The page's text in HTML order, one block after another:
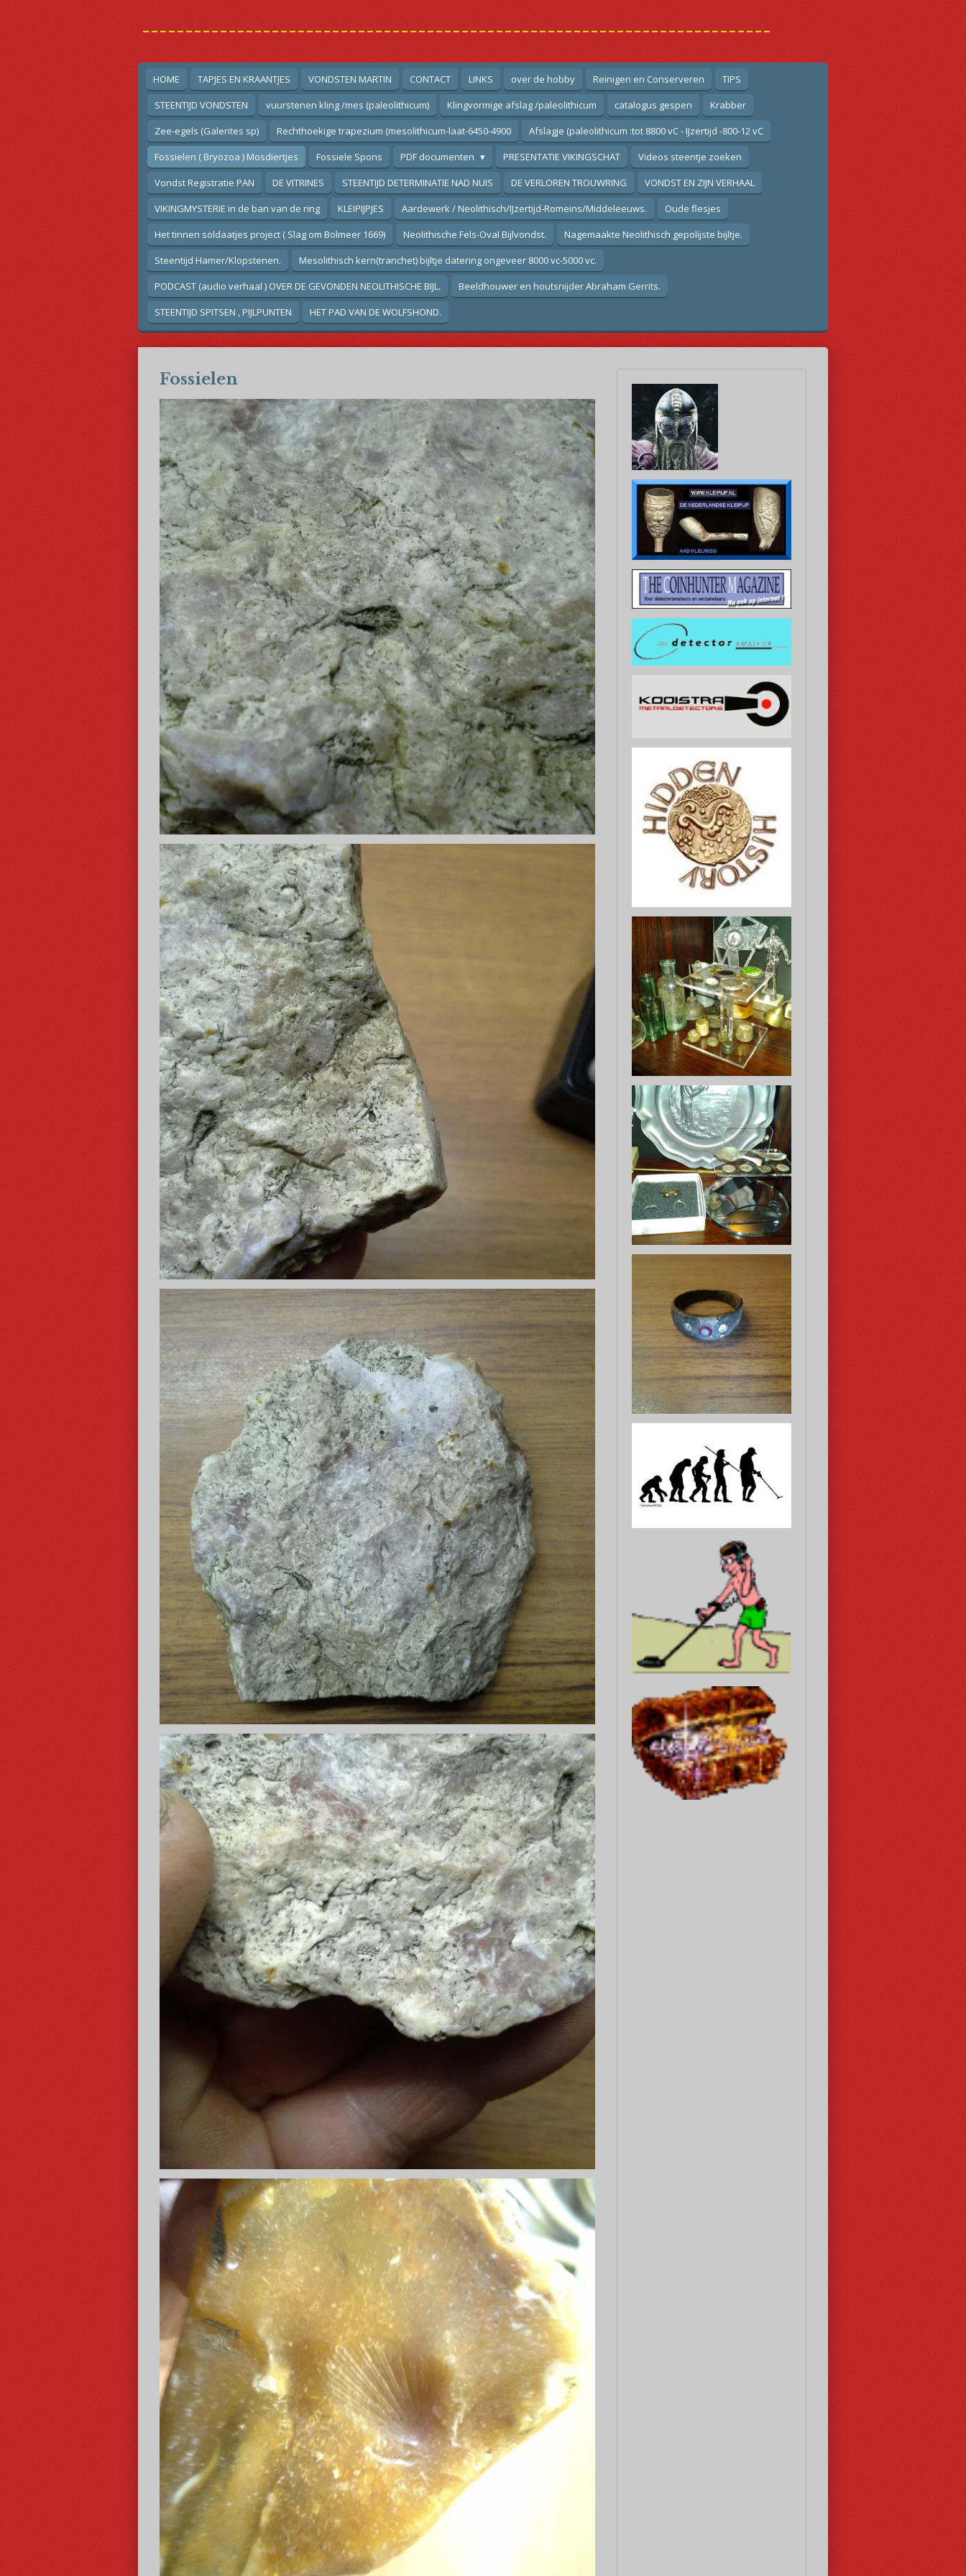
-------------------------------------------------------------------------
HOME TAPJES EN KRAANTJES VONDSTEN MARTIN CONTACT LINKS over de hobby Reinigen en Conserveren
TIPS
STEENTIJD VONDSTEN
vuurstenen kling /mes (paleolithicum) Klingvormige afslag /paleolithicum catalogus gespen
Krabber
Zee-egels (Galerites sp)
Rechthoekige trapezium (mesolithicum-laat-6450-4900
Afslagje (paleolithicum :tot 8800 vC - IJzertijd -800-12 vC
Fossielen ( Bryozoa ) Mosdiertjes
Fossiele Spons PDF documenten PRESENTATIE VIKINGSCHAT
Videos steentje zoeken
Vondst Registratie PAN
DE VITRINES STEENTIJD DETERMINATIE NAD NUIS DE VERLOREN TROUWRING
VONDST EN ZIJN VERHAAL
VIKINGMYSTERIE in de ban van de ring
KLEIPIJPJES Aardewerk / Neolithisch/IJzertijd-Romeins/Middeleeuws.
Oude flesjes
Het tinnen soldaatjes project ( Slag om Bolmeer 1669)
Neolithische Fels-Oval Bijlvondst.
Nagemaakte Neolithisch gepolijste bijltje.
Steentijd Hamer/Klopstenen.
Mesolithisch kern(tranchet) bijltje datering ongeveer 8000 vc-5000 vc.
PODCAST (audio verhaal ) OVER DE GEVONDEN NEOLITHISCHE BIJL.
Beeldhouwer en houtsnijder Abraham Gerrits.
STEENTIJD SPITSEN , PIJLPUNTEN
HET PAD VAN DE WOLFSHOND.
Fossielen